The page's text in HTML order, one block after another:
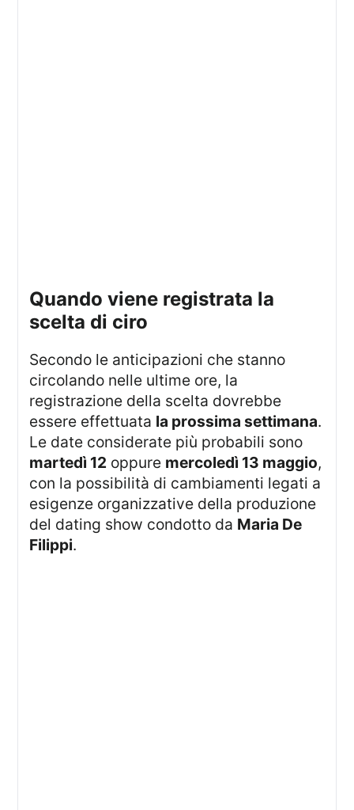
quando viene registrata la
scelta di ciro
Secondo le anticipazioni che stanno
circolando nelle ultime ore, la
registrazione della scelta dovrebbe
essere effettuata la prossima settimana.
Le date considerate più probabili sono
martedì 12 oppure mercoledì 13 maggio,
con la possibilità di cambiamenti legati a
esigenze organizzative della produzione
del dating show condotto da Maria De
Filippi.